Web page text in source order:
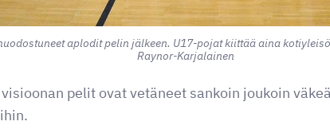
aplodit pelin jälkeen. U17-pojat kiittää aina
Raynor-Karjalainen
pelit ovat vetäneet sankoin joukoin